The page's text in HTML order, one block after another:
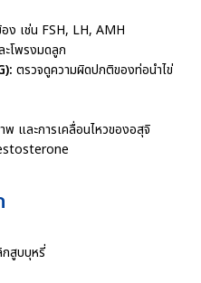
ง เช่น FSH, LH, AMH
โพรงมดลูก
ตรวจดูความผิดปกติของท่อนำไข่
และการเคลื่อนไหวของอสุจิ
กสูบบุหรี่